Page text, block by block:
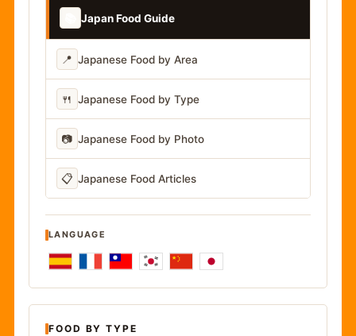
Japan Food Guide
📍 Japanese Food by Area
🍴 Japanese Food by Type
📷 Japanese Food by Photo
📋 Japanese Food Articles
LANGUAGE
FOOD BY TYPE